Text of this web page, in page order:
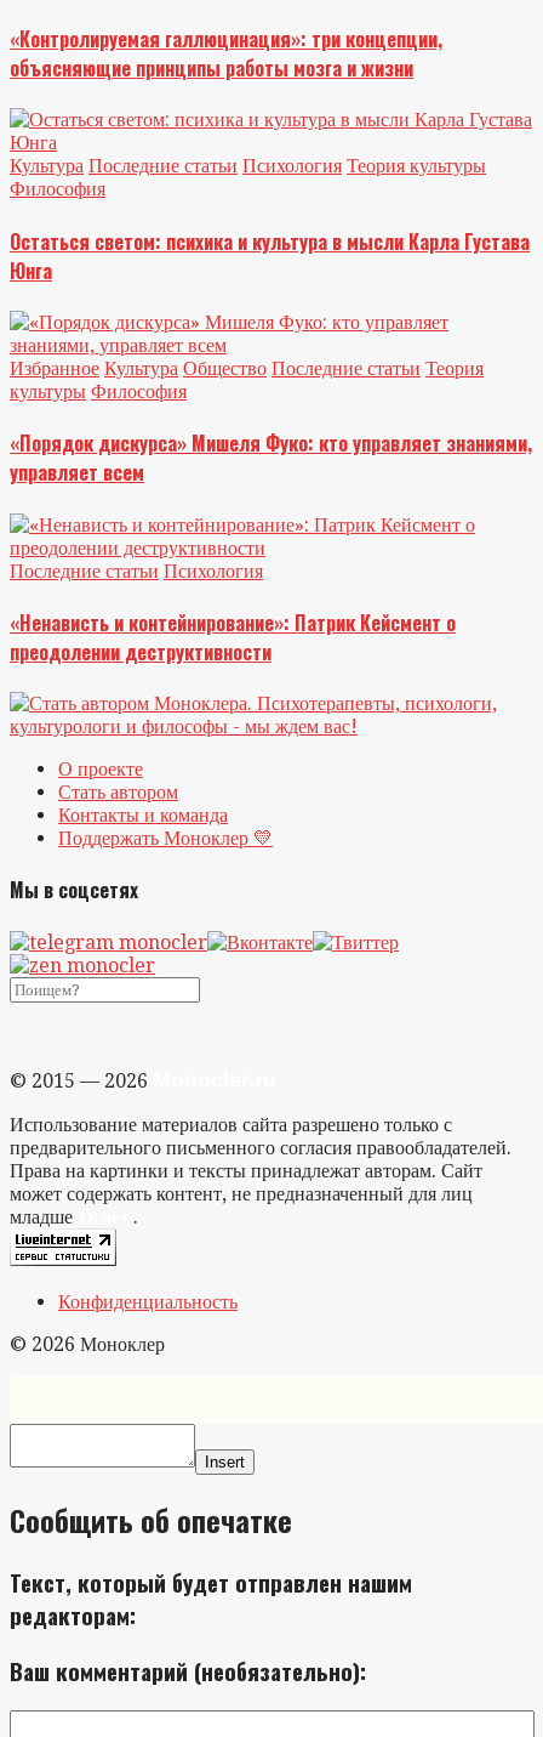
«Контролируемая галлюцинация»: три концепции,
объясняющие принципы работы мозга и жизни
Культура Последние статьи Психология Теория культуры
Философия
Остаться светом: психика и культура в мысли Карла Густава
Юнга
Избранное Культура Общество Последние статьи Теория
культуры Философия
«Порядок дискурса» Мишеля Фуко: кто управляет знаниями,
управляет всем
Последние статьи Психология
«Ненависть и контейнирование»: Патрик Кейсмент о
преодолении деструктивности
О проекте
Стать автором
Контакты и команда
Поддержать Моноклер 💛
Мы в соцсетях
© 2015 — 2026
Использование материалов сайта разрешено только с
предварительного письменного согласия правообладателей.
Права на картинки и тексты принадлежат авторам. Сайт
может содержать контент, не предназначенный для лиц
младше
.
Конфиденциальность
© 2026 Моноклер
Insert
Сообщить об опечатке
Текст, который будет отправлен нашим
редакторам:
Ваш комментарий (необязательно):